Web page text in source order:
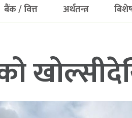
बैंक / वित्त अर्थतन्त्र